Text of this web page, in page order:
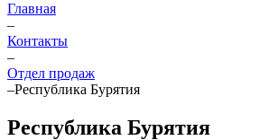
Главная
–
Контакты
–
Отдел продаж
–Республика Бурятия
Республика Бурятия